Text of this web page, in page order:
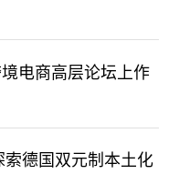
电商高层论坛上作
索德国双元制本土化